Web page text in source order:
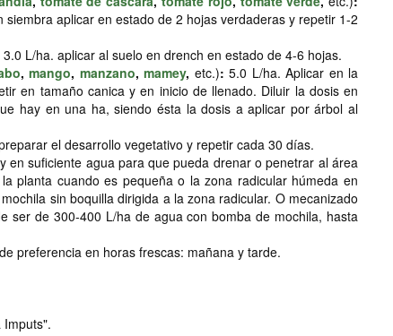
aplicar en estado de 2 hojas verdaderas y repetir 1-2
3.0 L/ha. aplicar al suelo en drench en estado de 4-6 hojas.
, mango, manzano, mamey, etc.): 5.0 L/ha. Aplicar en la
en tamaño canica y en inicio de llenado. Diluir la dosis en
hay en una ha, siendo ésta la dosis a aplicar por árbol al
el desarrollo vegetativo y repetir cada 30 días.
en suficiente agua para que pueda drenar o penetrar al área
planta cuando es pequeña o la zona radicular húmeda en
sin boquilla dirigida a la zona radicular. O mecanizado
ser de 300-400 L/ha de agua con bomba de mochila, hasta
preferencia en horas frescas: mañana y tarde.